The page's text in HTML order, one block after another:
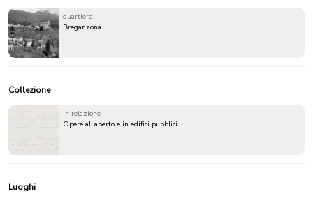
quartiere
Breganzona
Collezione
in relazione
Opere all'aperto e in edifici pubblici
Luoghi